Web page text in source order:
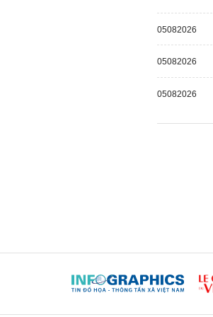
05082026
05082026
05082026